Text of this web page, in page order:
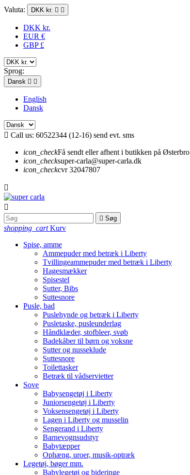
Valuta: DKK kr.  
DKK kr.
EUR €
GBP £
Sprog:
Dansk  
English
Dansk
 Call us: 60522344 (12-16) send evt. sms
icon_checkFå sendt eller afhent i butikken på Østerbro
icon_checksuper-carla@super-carla.dk
icon_checkcvr 32047807


 Søg
shopping_cart Kurv
Spise, amme
Ammepuder med betræk i Liberty
Tvillingeammepuder med betræk i Liberty
Hagesmækker
Spisestel
Sutter, Bibs
Suttesnore
Pusle, bad
Puslehynde og betræk i Liberty
Pusletaske, pusleunderlag
Håndklæder, stofbleer, svøb
Badekåber til børn og voksne
Sutter og nusseklude
Suttesnore
Toilettasker
Betræk til vådservietter
Sove
Babysengetøj i Liberty
Juniorsengetøj i Liberty
Voksensengetøj i Liberty
Lagen i Liberty og musselin
Sengerand i Liberty
Barnevognsudstyr
Babytæpper
Ophæng, uroer, musik-optræk
Legetøj, bøger mm.
Babylegetøj og bideringe